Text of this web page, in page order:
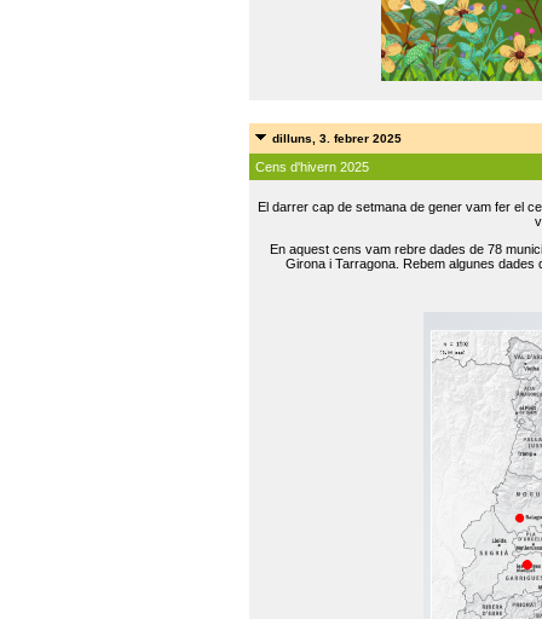
dilluns, 3. febrer 2025
Cens d'hivern 2025
El darrer cap de setmana de gener vam fer el
En aquest cens vam rebre dades de 78
Girona i Tarragona. Rebem algunes